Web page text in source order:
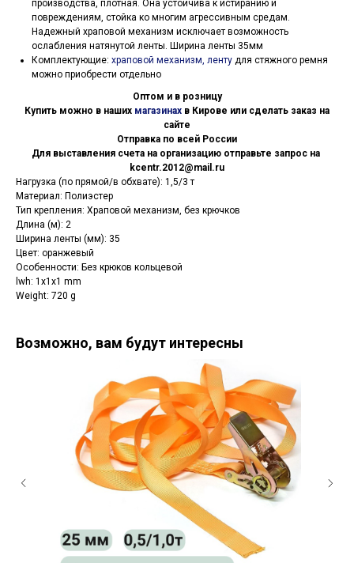
производства, плотная. Она устойчива к истиранию и
повреждениям, стойка ко многим агрессивным средам.
Надежный храповой механизм исключает возможность
ослабления натянутой ленты. Ширина ленты 35мм
Комплектующие: храповой механизм, ленту для стяжного ремня
можно приобрести отдельно
Оптом и в розницу
Купить можно в наших магазинах в Кирове или сделать заказ на
сайте
Отправка по всей России
Для выставления счета на организацию отправьте запрос на
kcentr.2012@mail.ru
Нагрузка (по прямой/в обхвате): 1,5/3 т
Материал: Полиэстер
Тип крепления: Храповой механизм, без крючков
Длина (м): 2
Ширина ленты (мм): 35
Цвет: оранжевый
Особенности: Без крюков кольцевой
lwh: 1x1x1 mm
Weight: 720 g
Возможно, вам будут интересны